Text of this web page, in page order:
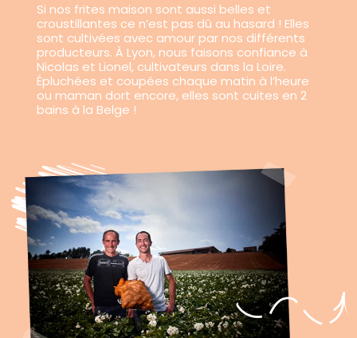
Si nos frites maison sont aussi belles et
croustillantes ce n’est pas dû au hasard ! Elles
sont cultivées avec amour par nos différents
producteurs. À Lyon, nous faisons confiance à
Nicolas et Lionel, cultivateurs dans la Loire.
Épluchées et coupées chaque matin à l’heure
ou maman dort encore, elles sont cuites en 2
bains à la Belge !